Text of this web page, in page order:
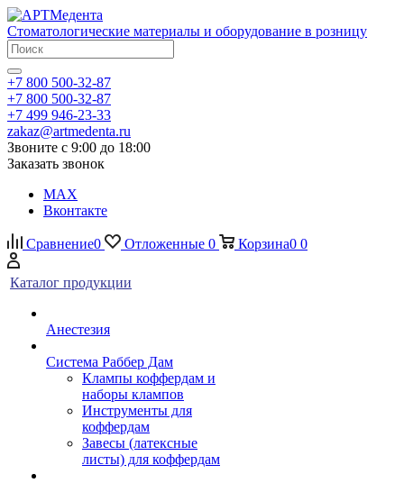
Стоматологические материалы и оборудование в розницу
+7 800 500-32-87
+7 800 500-32-87
+7 499 946-23-33
zakaz@artmedenta.ru
Звоните с 9:00 до 18:00
Заказать звонок
MAX
Вконтакте
Сравнение0 Отложенные 0 Корзина0 0
Каталог продукции
Анестезия
Система Раббер Дам
Клампы коффердам и
наборы клампов
Инструменты для
коффердам
Завесы (латексные
листы) для коффердам